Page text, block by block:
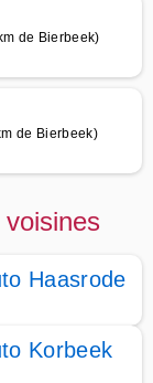
de Bierbeek)
de Bierbeek)
Haasrode
Korbeek